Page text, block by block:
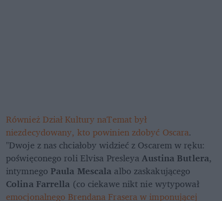
Również Dział Kultury naTemat był
niezdecydowany, kto powinien zdobyć Oscara.
"Dwoje z nas chciałoby widzieć z Oscarem w ręku:
poświęconego roli Elvisa Presleya Austina Butlera,
intymnego Paula Mescala
Colina Farrella
(co ciekawe nikt nie wytypował
emocjonalnego Brendana Frasera w imponującej